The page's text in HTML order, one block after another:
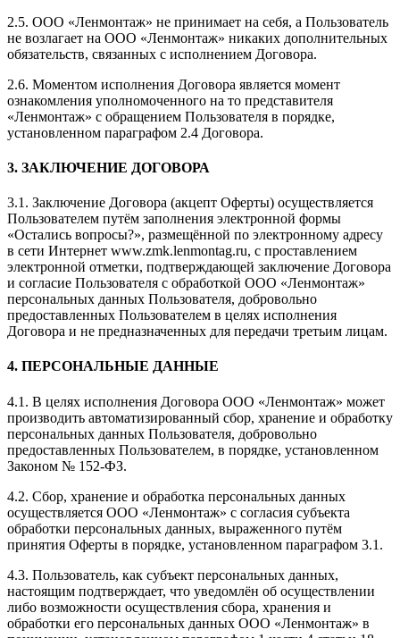
2.5. ООО «Ленмонтаж» не принимает на себя, а Пользователь
не возлагает на ООО «Ленмонтаж» никаких дополнительных
обязательств, связанных с исполнением Договора.
2.6. Моментом исполнения Договора является момент
ознакомления уполномоченного на то представителя
«Ленмонтаж» с обращением Пользователя в порядке,
установленном параграфом 2.4 Договора.
3. ЗАКЛЮЧЕНИЕ ДОГОВОРА
3.1. Заключение Договора (акцепт Оферты) осуществляется
Пользователем путём заполнения электронной формы
«Остались вопросы?», размещённой по электронному адресу
в сети Интернет www.zmk.lenmontag.ru, с проставлением
электронной отметки, подтверждающей заключение Договора
и согласие Пользователя с обработкой ООО «Ленмонтаж»
персональных данных Пользователя, добровольно
предоставленных Пользователем в целях исполнения
Договора и не предназначенных для передачи третьим лицам.
4. ПЕРСОНАЛЬНЫЕ ДАННЫЕ
4.1. В целях исполнения Договора ООО «Ленмонтаж» может
производить автоматизированный сбор, хранение и обработку
персональных данных Пользователя, добровольно
предоставленных Пользователем, в порядке, установленном
Законом № 152-ФЗ.
4.2. Сбор, хранение и обработка персональных данных
осуществляется ООО «Ленмонтаж» с согласия субъекта
обработки персональных данных, выраженного путём
принятия Оферты в порядке, установленном параграфом 3.1.
4.3. Пользователь, как субъект персональных данных,
настоящим подтверждает, что уведомлён об осуществлении
либо возможности осуществления сбора, хранения и
обработки его персональных данных ООО «Ленмонтаж» в